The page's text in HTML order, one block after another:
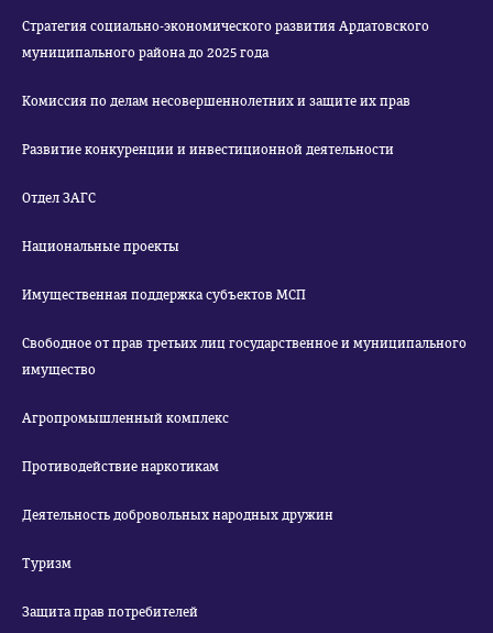
Стратегия социально-экономического развития Ардатовского
муниципального района до 2025 года
Комиссия по делам несовершеннолетних и защите их прав
Развитие конкуренции и инвестиционной деятельности
Отдел ЗАГС
Национальные проекты
Имущественная поддержка субъектов МСП
Свободное от прав третьих лиц государственное и муниципального
имущество
Агропромышленный комплекс
Противодействие наркотикам
Деятельность добровольных народных дружин
Туризм
Защита прав потребителей